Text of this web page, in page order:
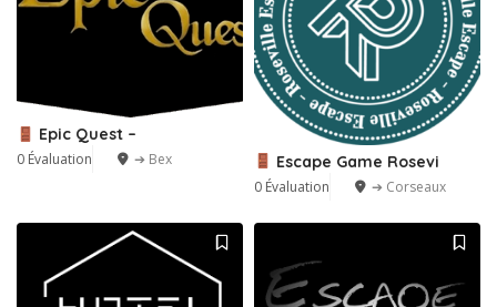
Epic Quest –
0 Évaluation ➔ Bex Escape Game Rosevi
0 Évaluation ➔ Corseaux